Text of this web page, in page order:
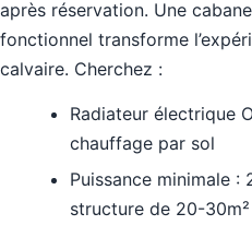
après réservation. Une
fonctionnel transforme
calvaire. Cherchez :
Radiateur électrique
chauffage par sol
Puissance minimale
structure de 20-30m²